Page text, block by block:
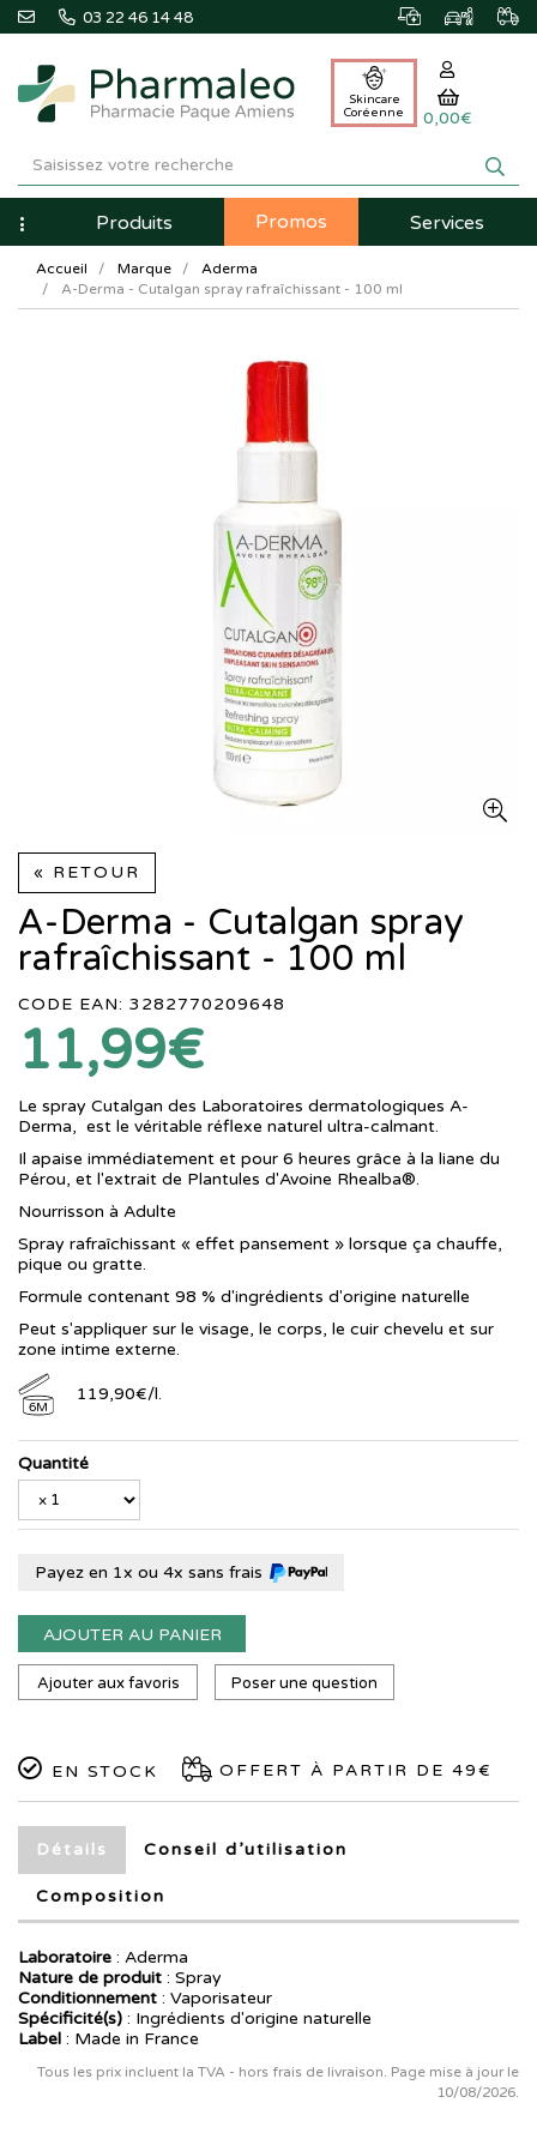
03 22 46 14 48
Pharmaleo
Pharmacie
Paque
Amiens
Skincare
Coréenne
0,00€
NavigationProduits Promos Services
Accueil Marque
Aderma
A-Derma - Cutalgan spray rafraîchissant - 100 ml
« RETOUR
A-Derma - Cutalgan spray
rafraîchissant - 100 ml
CODE EAN: 3282770209648
11,99€
Le spray Cutalgan des Laboratoires dermatologiques A-
Derma, est le véritable réflexe naturel ultra-calmant.
Il apaise immédiatement et pour 6 heures grâce à la liane du
Pérou, et l'extrait de Plantules d'Avoine Rhealba®.
Nourrisson à Adulte
Spray rafraîchissant « effet pansement » lorsque ça chauffe,
pique ou gratte.
Formule contenant 98 % d'ingrédients d'origine naturelle
Peut s'appliquer sur le visage, le corps, le cuir chevelu et sur
zone intime externe.
6M
119,90€/l.
Quantité
Payez en 1x ou 4x sans frais
AJOUTER AU PANIER
Ajouter aux favoris Poser une question
EN STOCK OFFERT À PARTIR DE 49€
Détails Conseil d’utilisation
Composition
Laboratoire : Aderma
Nature de produit : Spray
Conditionnement : Vaporisateur
Spécificité(s) : Ingrédients d'origine naturelle
Label : Made in France
Tous les prix incluent la TVA - hors frais de livraison. Page mise à jour le
10/08/2026.